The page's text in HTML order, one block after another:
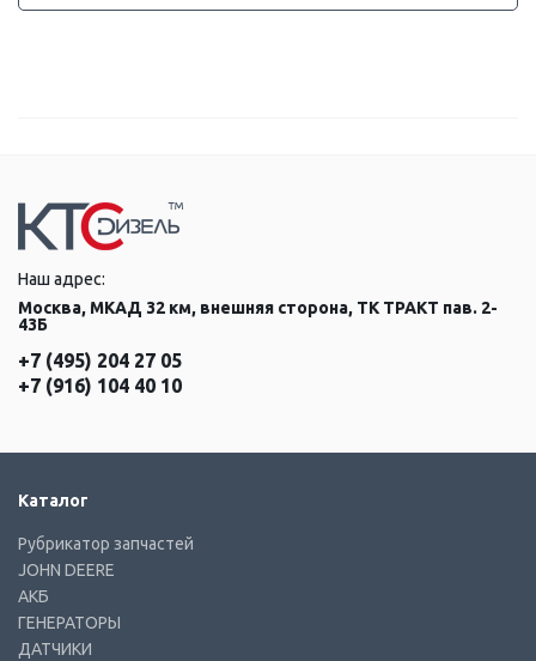
Наш адрес:
Москва, МКАД 32 км, внешняя сторона, ТК ТРАКТ пав. 2-
43Б
+7 (495) 204 27 05
+7 (916) 104 40 10
Каталог
Рубрикатор запчастей
JOHN DEERE
АКБ
ГЕНЕРАТОРЫ
ДАТЧИКИ